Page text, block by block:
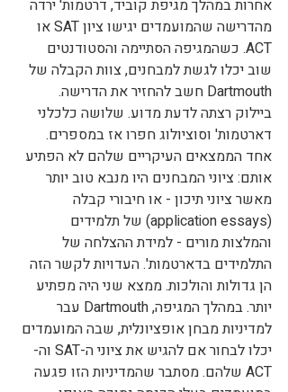
אחרות במהלך מגיפת קוביד, דרטמות' ירדה
מהדרישה שהמועמדים יגישו ציון SAT או
ACT. כשהמגיפה הסתיימה והסטודנטים
שוב יכלו לגשת למבחנים, צוות הקבלה של
Dartmouth חשב להחזיר את הדרישה.
ביילוק רצתה לדעת מדוע. שלושה כלכלני
דארטמות' וסוציולוג חפרו אז במספרים.
אחד הממצאים העיקריים שלהם לא הפתיע
אותם: ציוני המבחנים היו מנבא טוב יותר
מאשר ציוני תיכון - או חיבורי קבלה
(application essays) של תלמידים
והמלצות מורים - למידת ההצלחה של
התלמידים בדארטמות'. העדויות לקשר הזה
הן גדולות והולכות. ממצא שני היה מפתיע
יותר. במהלך המגיפה, Dartmouth עבר
למדיניות מבחן אופציונלית, שבה המועמדים
יכלו לבחור אם להגיש את ציוני ה-SAT וה-
ACT שלהם. מסתבר שהמדיניות הזו פגעה